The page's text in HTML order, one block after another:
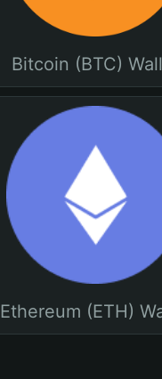
Bitcoin (BTC)
Ethereum (ETH)